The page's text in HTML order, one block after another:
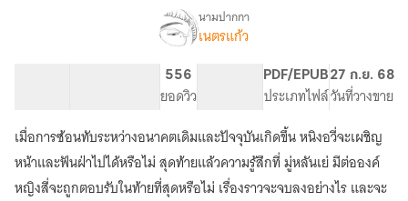
เรื่อง
กุนซือ
ตัว
ร้าย
นามปากกา
เนตรแก้ว
556
ยอดวิว
PDF/EPUB
ประเภทไฟล์
27 ก.ย. 68
วันที่วางขาย
เมื่อการซ้อนทับระหว่างอนาคตเดิมและปัจจุบันเกิดขึ้น หนิงอวี่จะเผชิญ
หน้าและฟันฝ่าไปได้หรือไม่ สุดท้ายแล้วความรู้สึกที่ มู่หลันเย่ มีต่อองค์
หญิงสี่จะถูกตอบรับในท้ายที่สุดหรือไม่ เรื่องราวจะจบลงอย่างไร และจะ